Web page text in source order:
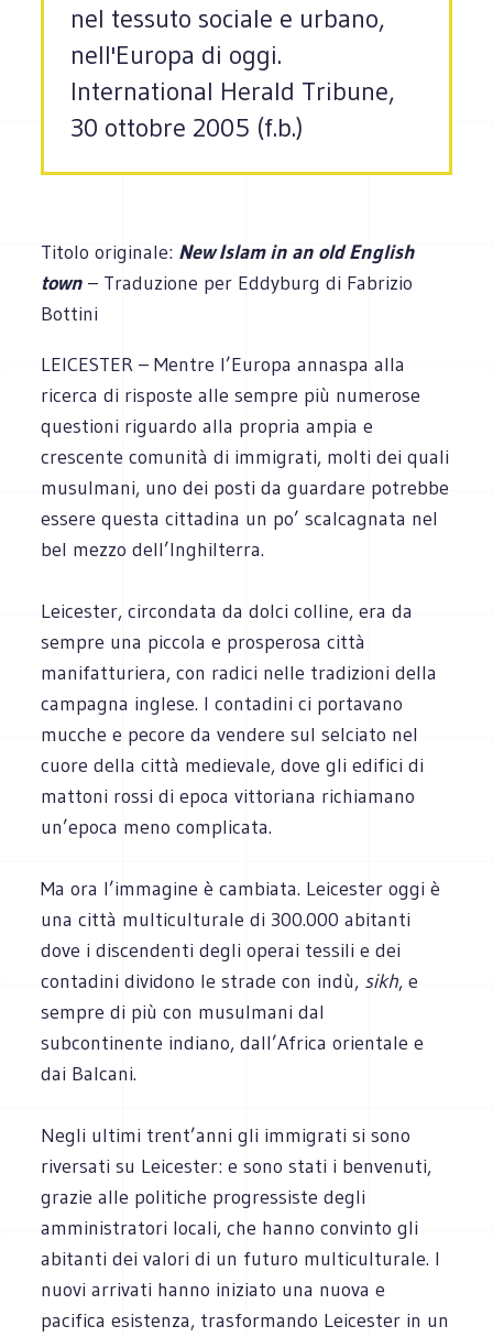
nel tessuto sociale e urbano,
nell'Europa di oggi.
International Herald Tribune,
30 ottobre 2005 (f.b.)
Titolo originale: New Islam in an old English
town – Traduzione per Eddyburg di Fabrizio
Bottini
LEICESTER – Mentre l’Europa annaspa alla
ricerca di risposte alle sempre più numerose
questioni riguardo alla propria ampia e
crescente comunità di immigrati, molti dei quali
musulmani, uno dei posti da guardare potrebbe
essere questa cittadina un po’ scalcagnata nel
bel mezzo dell’Inghilterra.
Leicester, circondata da dolci colline, era da
sempre una piccola e prosperosa città
manifatturiera, con radici nelle tradizioni della
campagna inglese. I contadini ci portavano
mucche e pecore da vendere sul selciato nel
cuore della città medievale, dove gli edifici di
mattoni rossi di epoca vittoriana richiamano
un’epoca meno complicata.
Ma ora l’immagine è cambiata. Leicester oggi è
una città multiculturale di 300.000 abitanti
dove i discendenti degli operai tessili e dei
contadini dividono le strade con indù, sikh, e
sempre di più con musulmani dal
subcontinente indiano, dall’Africa orientale e
dai Balcani.
Negli ultimi trent’anni gli immigrati si sono
riversati su Leicester: e sono stati i benvenuti,
grazie alle politiche progressiste degli
amministratori locali, che hanno convinto gli
abitanti dei valori di un futuro multiculturale. I
nuovi arrivati hanno iniziato una nuova e
pacifica esistenza, trasformando Leicester in un